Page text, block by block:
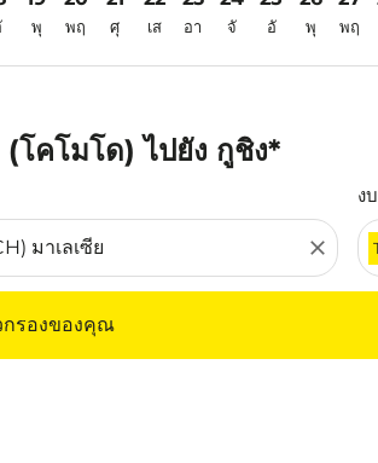
พุ พฤ ศุ เส อา จั อั พุ พฤ
โคโมโด) ไปยัง กูชิง*
close
ง
กรองของคุณ